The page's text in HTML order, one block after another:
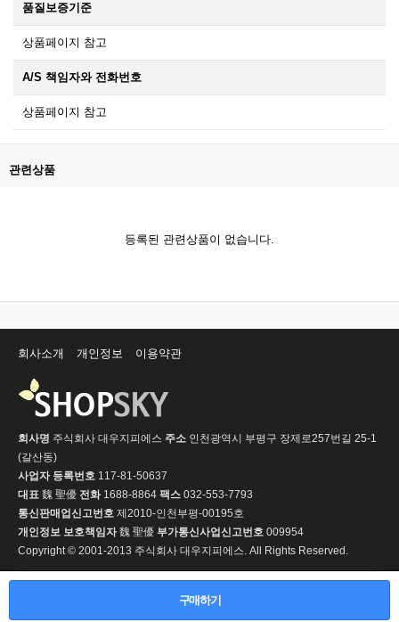
구매하기
품질보증기준
상품페이지 참고
A/S 책임자와 전화번호
상품페이지 참고
관련상품
등록된 관련상품이 없습니다.
회사소개 개인정보 이용약관
회사명 주식회사 대우지피에스 주소 인천광역시 부평구 장제로257번길 25-1
(갈산동)
사업자 등록번호 117-81-50637
대표 魏 聖優 전화1688-8864 팩스 032-553-7793
통신판매업신고번호 제2010-인천부평-00195호
개인정보 보호책임자魏 聖優 부가통신사업신고번호 009954
Copyright © 2001-2013 주식회사 대우지피에스. All Rights Reserved.